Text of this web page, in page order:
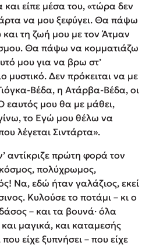
είπε μέσα του, «τώρα δεν
να μου ξεφύγει. Θα πάψω
τη ζωή μου με τον Άτμαν
Θα πάψω να κομματιάζω
μου για να βρω στ’
μυστικό. Δεν πρόκειται να με
Βέδα, η Ατάρβα-Βέδα, οι
εαυτός μου θα με μάθει,
το Εγώ μου θέλω να
λέγεται Σιντάρτα».
αντίκριζε πρώτη φορά τον
πολύχρωμος,
Να, εδώ ήταν γαλάζιος, εκεί
Κυλούσε το ποτάμι – κι ο
– και τα βουνά· όλα
μαγικά, και καταμεσής
είχε ξυπνήσει – που είχε